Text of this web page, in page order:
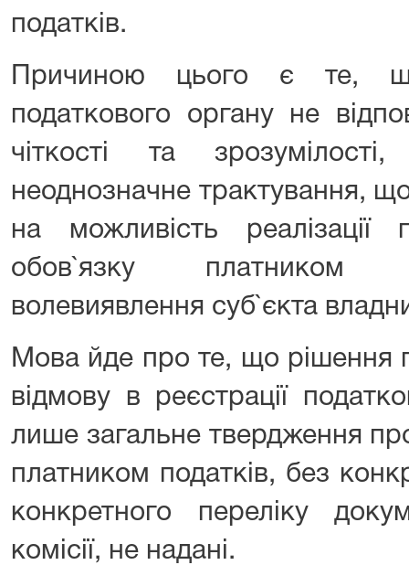
податків.
Причиною цього є те,
податкового органу не
чіткості та
неоднозначне трактування,
на можливість
обов`язку платником
волевиявлення суб`єкта
Мова йде про те, що рішення
відмову в реєстрації
лише загальне твердження
платником податків, без
конкретного переліку
комісії, не надані.